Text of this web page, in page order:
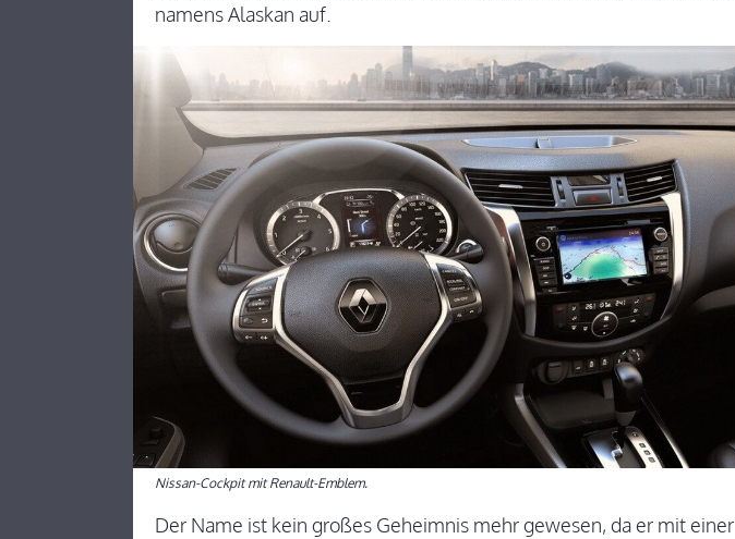
namens Alaskan auf.
Nissan-Cockpit mit Renault-Emblem.
Der Name ist kein großes Geheimnis mehr gewesen, da er mit einer